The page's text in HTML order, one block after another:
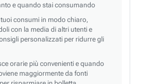
e quando stai consumando
consumi in modo chiaro,
con la media di altri utenti e
personalizzati per ridurre gli
orarie più convenienti e quando
maggiormente da fonti